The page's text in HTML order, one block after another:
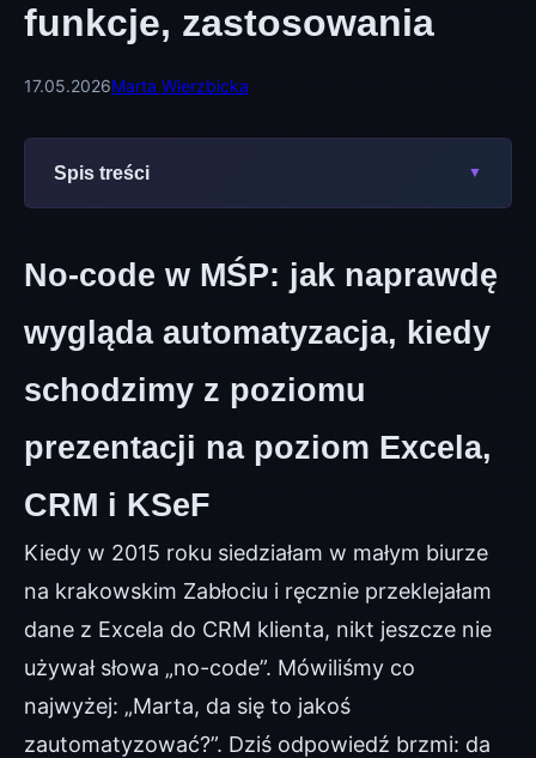
funkcje, zastosowania
17.05.2026Marta Wierzbicka
Spis treści
No-code w MŚP: jak naprawdę
wygląda automatyzacja, kiedy
schodzimy z poziomu
prezentacji na poziom Excela,
CRM i KSeF
Kiedy w 2015 roku siedziałam w małym biurze
na krakowskim Zabłociu i ręcznie przeklejałam
dane z Excela do CRM klienta, nikt jeszcze nie
używał słowa „no-code”. Mówiliśmy co
najwyżej: „Marta, da się to jakoś
zautomatyzować?”. Dziś odpowiedź brzmi: da